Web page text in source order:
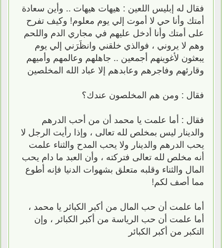
فقال له إبليس اللعين : هيهات هيهات .. وأين سعادة
أمتك وأنا حي لا أموت إلي يوم معلوم! وكيف تفرح
على أمتك وأنا أدخل عليهم في مجاري الدم واللحم
وهم لا يروني ، فوالذي خلقني وانظَرَني إلي يوم
يبعثون لأغوينهم أجمعين .. جاهلهم وعالمهم وأميهم
وقارئهم وفاجرهم وعابدهم إلا عباد الله المخلصين
فقال : ومن هم المخلصون عندك؟
فقال : أما علمت يا محمد أن من أحب الدرهم
والدينار ليس بمخلص لله تعالى ، وإذا رأيت الرجل لا
يحب الدرهم والدينار ولا يحب المدح والثناء علمت
أنه مخلص لله تعالى فتركته ، وأن العبد ما دام يحب
المال والثناء وقلبه متعلق بشهوات الدنيا فإنه أطوع
مما أصف لكم!
أما علمت أن حب المال من أكبر الكبائر يا محمد ،
أما علمت أن حب الرياسة من أكبر الكبائر ، وإن
التكبر من أكبر الكبائر